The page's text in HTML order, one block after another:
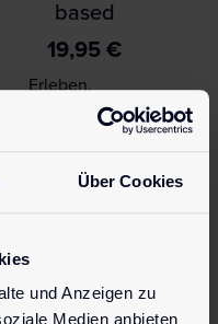
Über Cookies
und Anzeigen zu
Medien anbieten
based
19,95 €
Erleben,
Anwender die